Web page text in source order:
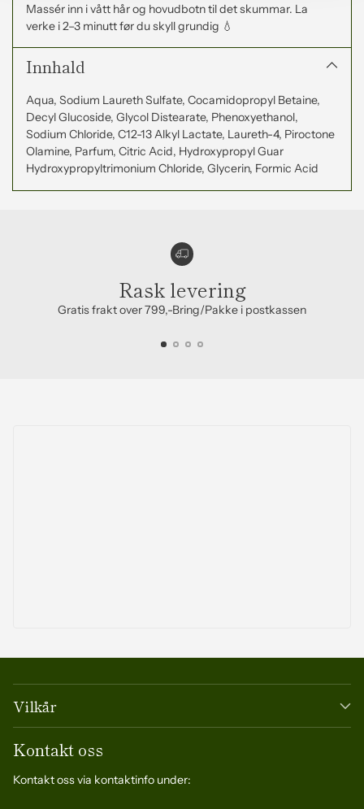
Massér inn i vått hår og hovudbotn til det skummar. La
verke i 2–3 minutt før du skyll grundig 💧
Innhald
Aqua, Sodium Laureth Sulfate, Cocamidopropyl Betaine,
Decyl Glucoside, Glycol Distearate, Phenoxyethanol,
Sodium Chloride, C12-13 Alkyl Lactate, Laureth-4, Piroctone
Olamine, Parfum, Citric Acid, Hydroxypropyl Guar
Hydroxypropyltrimonium Chloride, Glycerin, Formic Acid
Rask levering
Gratis frakt over 799,-Bring/Pakke i postkassen
Vilkår
Kontakt oss
Kontakt oss via kontaktinfo under: